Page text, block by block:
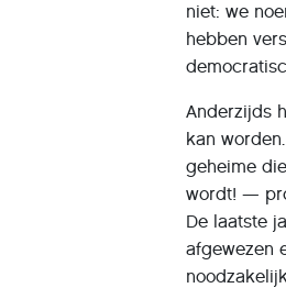
niet: we
hebben
Anderzijds
kan
geheime
wordt! —
De laatste
afgewezen